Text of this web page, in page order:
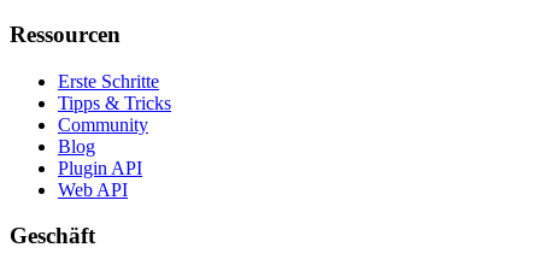
Ressourcen
Erste Schritte
Tipps & Tricks
Community
Blog
Plugin API
Web API
Geschäft